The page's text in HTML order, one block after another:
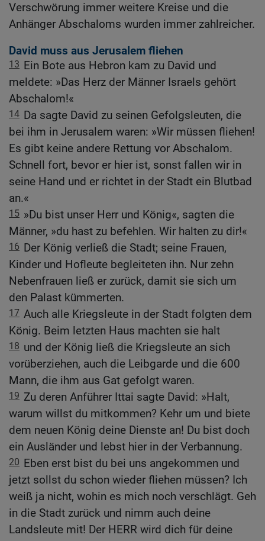
Verschwörung immer weitere Kreise und die
Anhänger Abschaloms wurden immer zahlreicher.
David muss aus Jerusalem fliehen
13 Ein Bote aus Hebron kam zu David und
meldete: »Das Herz der Männer Israels gehört
Abschalom!«
14 Da sagte David zu seinen Gefolgsleuten, die
bei ihm in Jerusalem waren: »Wir müssen fliehen!
Es gibt keine andere Rettung vor Abschalom.
Schnell fort, bevor er hier ist, sonst fallen wir in
seine Hand und er richtet in der Stadt ein Blutbad
an.«
15 »Du bist unser Herr und König«, sagten die
Männer, »du hast zu befehlen. Wir halten zu dir!«
16 Der König verließ die Stadt; seine Frauen,
Kinder und Hofleute begleiteten ihn. Nur zehn
Nebenfrauen ließ er zurück, damit sie sich um
den Palast kümmerten.
17 Auch alle Kriegsleute in der Stadt folgten dem
König. Beim letzten Haus machten sie halt
18 und der König ließ die Kriegsleute an sich
vorüberziehen, auch die Leibgarde und die 600
Mann, die ihm aus Gat gefolgt waren.
19 Zu deren Anführer Ittai sagte David: »Halt,
warum willst du mitkommen? Kehr um und biete
dem neuen König deine Dienste an! Du bist doch
ein Ausländer und lebst hier in der Verbannung.
20 Eben erst bist du bei uns angekommen und
jetzt sollst du schon wieder fliehen müssen? Ich
weiß ja nicht, wohin es mich noch verschlägt. Geh
in die Stadt zurück und nimm auch deine
Landsleute mit! Der HERR wird dich für deine